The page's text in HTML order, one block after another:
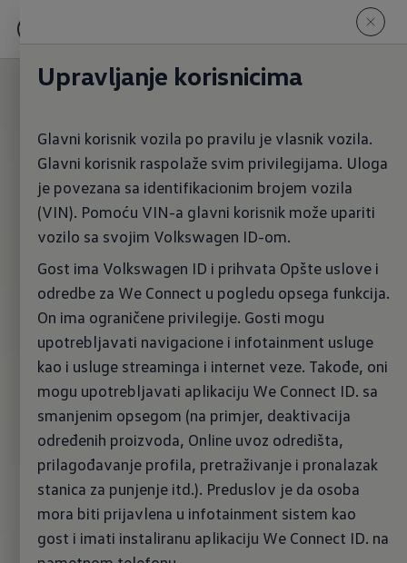
Upravljanje korisnicima
Glavni korisnik vozila po pravilu je vlasnik vozila.
Glavni korisnik raspolaže svim privilegijama. Uloga
je povezana sa identifikacionim brojem vozila
(VIN). Pomoću VIN-a glavni korisnik može upariti
vozilo sa svojim Volkswagen ID-om.
Gost ima Volkswagen ID i prihvata Opšte uslove i
odredbe za We Connect u pogledu opsega funkcija.
On ima ograničene privilegije. Gosti mogu
upotrebljavati navigacione i infotainment usluge
kao i usluge streaminga i internet veze. Takođe, oni
mogu upotrebljavati aplikaciju We Connect ID. sa
smanjenim opsegom (na primjer, deaktivacija
određenih proizvoda, Online uvoz odredišta,
prilagođavanje profila, pretraživanje i pronalazak
stanica za punjenje itd.). Preduslov je da osoba
mora biti prijavlena u infotainment sistem kao
gost i imati instaliranu aplikaciju We Connect ID. na